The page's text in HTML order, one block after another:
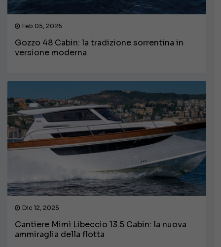
Feb 05, 2026
Gozzo 48 Cabin: la tradizione sorrentina in
versione moderna
Dic 12, 2025
Cantiere Mimì Libeccio 13.5 Cabin: la nuova
ammiraglia della flotta